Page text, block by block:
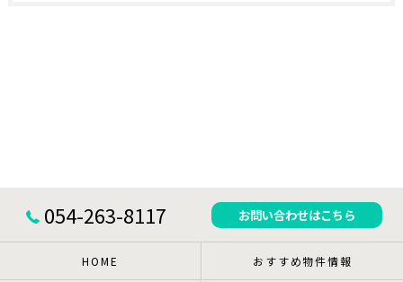
054-263-8117 お問い合わせはこちら
HOME おすすめ物件情報